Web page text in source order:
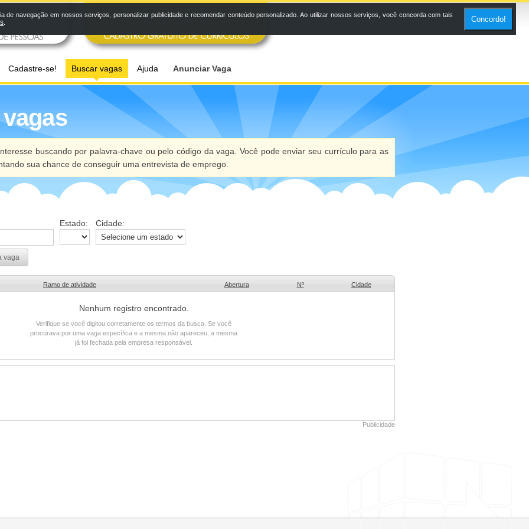
Cadastre-se! Buscar vagas Ajuda Anunciar Vaga
buscando por palavra-chave ou pelo código da vaga. Você pode enviar seu currículo para as
sua chance de conseguir uma entrevista de emprego.
Estado: Cidade:
vaga
Ramo de atividade Abertura Nº Cidade
Nenhum registro encontrado.
Verifique se você digitou corretamente os termos da busca. Se você
procurava por uma vaga específica e a mesma não apareceu, a mesma
já foi fechada pela empresa responsável.
Publicidade
navegação em nossos serviços, personalizar publicidade e recomendar conteúdo personalizado. Ao utilizar nossos serviços, você concorda com tais
Concordo!